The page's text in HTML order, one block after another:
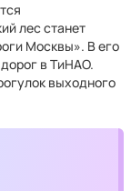
лес станет
Москвы». В его
в ТиНАО.
выходного